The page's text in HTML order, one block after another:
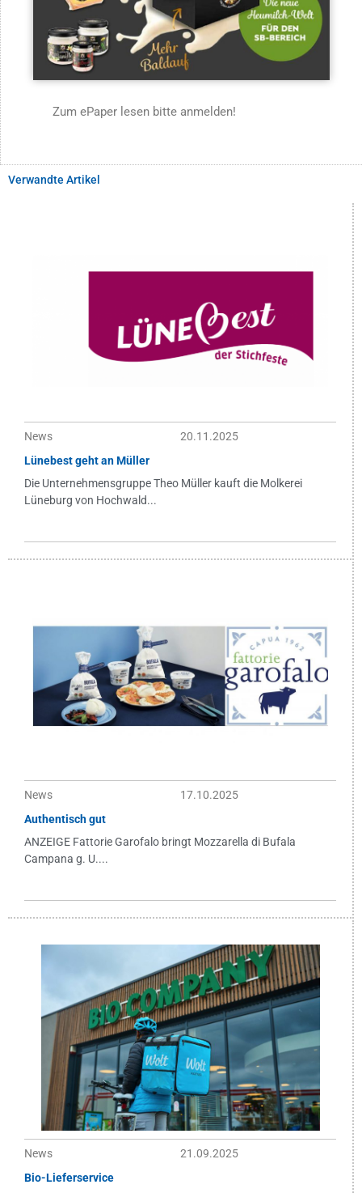
Zum ePaper lesen bitte anmelden!
Verwandte Artikel
News
20.11.2025
Lünebest geht an Müller
Die Unternehmensgruppe Theo Müller kauft die Molkerei
Lüneburg von Hochwald...
News
17.10.2025
Authentisch gut
ANZEIGE Fattorie Garofalo bringt Mozzarella di Bufala
Campana g. U....
News
21.09.2025
Bio-Lieferservice